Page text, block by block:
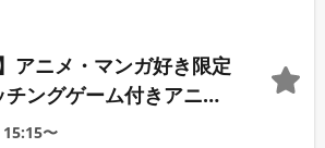
アニメ・マンガ好き限定
ングゲーム付きアニメ
15:15〜